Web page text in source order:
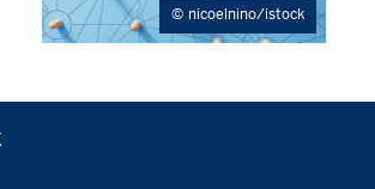
nicoelnino/istock